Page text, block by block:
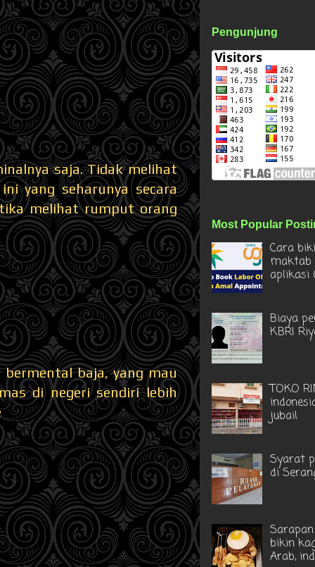
saja. Tidak melihat
yang seharunya secara
melihat rumput orang
baja, yang mau
di negeri sendiri lebih
Pengunjung
Most Popular
Cara
aplikasi
Biaya
KBRI
TOKO
jubail
Syarat
di
bikin
Arab,